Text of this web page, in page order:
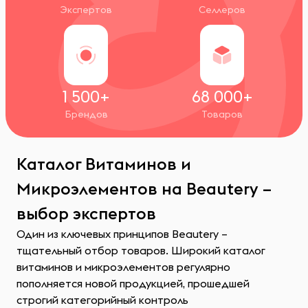
Экспертов Селлеров
1 500+
Брендов
68 000+
Товаров
Каталог Витаминов и
Микроэлементов на Beautery –
выбор экспертов
Один из ключевых принципов Beautery –
тщательный отбор товаров. Широкий каталог
витаминов и микроэлементов регулярно
пополняется новой продукцией, прошедшей
строгий категорийный контроль